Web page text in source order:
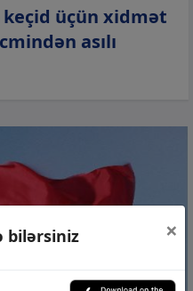
keçid üçün xidmət
asılı
bilərsiniz ×